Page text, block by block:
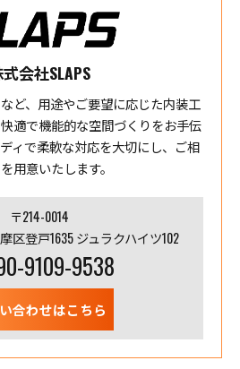
会社SLAPS
ど、用途やご要望に応じた内装工
適で機能的な空間づくりをお手伝
ィで柔軟な対応を大切にし、ご相
用意いたします。
〒214-0014
区登戸1635 ジュラクハイツ102
9109-9538
合わせはこちら